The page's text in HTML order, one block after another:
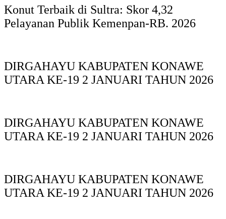
Konut Terbaik di Sultra: Skor 4,32
Pelayanan Publik Kemenpan-RB. 2026
DIRGAHAYU KABUPATEN KONAWE
UTARA KE-19 2 JANUARI TAHUN 2026
DIRGAHAYU KABUPATEN KONAWE
UTARA KE-19 2 JANUARI TAHUN 2026
DIRGAHAYU KABUPATEN KONAWE
UTARA KE-19 2 JANUARI TAHUN 2026